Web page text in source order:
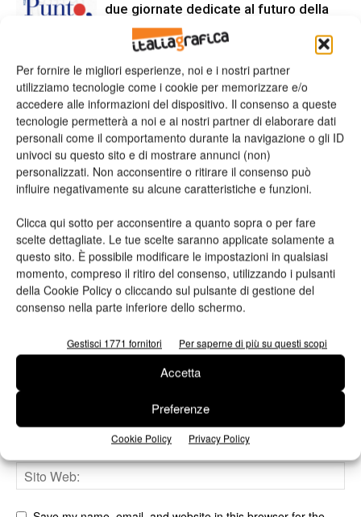
Per fornire le migliori esperienze, noi e i nostri partner
utilizziamo tecnologie come i cookie per memorizzare e/o
accedere alle informazioni del dispositivo. Il consenso a queste
tecnologie permetterà a noi e ai nostri partner di elaborare dati
personali come il comportamento durante la navigazione o gli ID
univoci su questo sito e di mostrare annunci (non)
personalizzati. Non acconsentire o ritirare il consenso può
influire negativamente su alcune caratteristiche e funzioni.
Clicca qui sotto per acconsentire a quanto sopra o per fare
scelte dettagliate. Le tue scelte saranno applicate solamente a
questo sito. È possibile modificare le impostazioni in qualsiasi
momento, compreso il ritiro del consenso, utilizzando i pulsanti
della Cookie Policy o cliccando sul pulsante di gestione del
consenso nella parte inferiore dello schermo.
Gestisci 1771 fornitori Per saperne di più su questi scopi
Accetta
Preferenze
Cookie Policy Privacy Policy
due giornate dedicate al futuro della
filiera grafica e cartotecnica
Heidelberg punta su packaging,
digitale e nuove tecnologie: approvata
la strategia 2026